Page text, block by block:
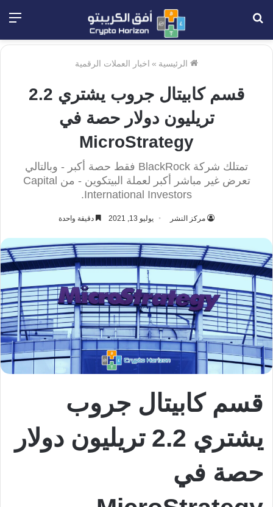
الرئيسية » اخبار العملات الرقمية
قسم كابيتال جروب يشتري 2.2
تريليون دولار حصة في
MicroStrategy
تمتلك شركة BlackRock فقط حصة أكبر - وبالتالي
تعرض غير مباشر أكبر لعملة البيتكوين - من Capital
International Investors.
مركز النشر يوليو 13, 2021 دقيقة واحدة
قسم كابيتال جروب
يشتري 2.2 تريليون دولار
حصة في